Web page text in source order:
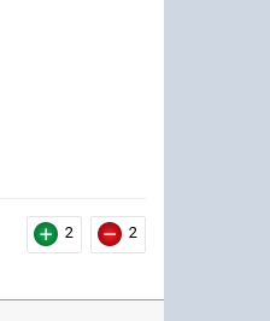
2 2